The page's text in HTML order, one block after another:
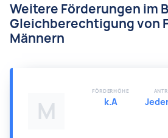
Weitere Förderungen im
Gleichberechtigung von
Männern
M
FÖRDERHÖHE
k.A